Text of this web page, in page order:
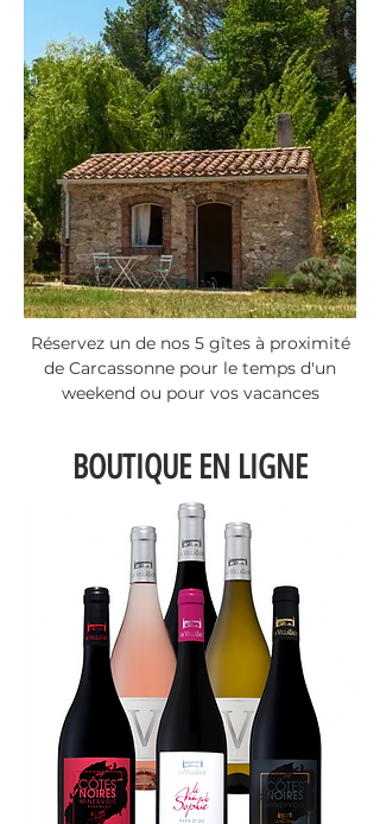
Réservez un de nos 5 gîtes à proximité
de Carcassonne pour le temps d'un
weekend ou pour vos vacances
BOUTIQUE EN LIGNE